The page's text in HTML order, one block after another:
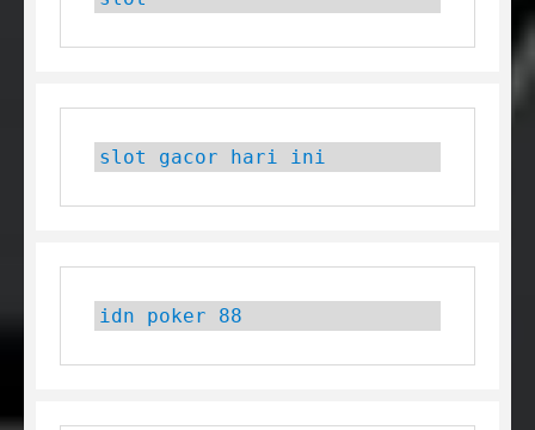
slot gacor hari ini
idn poker 88